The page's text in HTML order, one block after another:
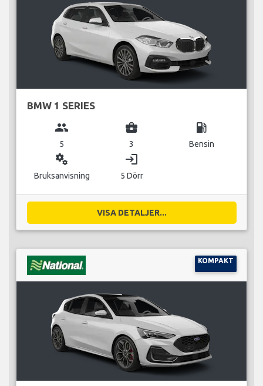
BMW 1 SERIES
group
5
business_center
3
local_gas_station
Bensin
miscellaneous_services
Bruksanvisning
login
5 Dörr
VISA DETALJER...
KOMPAKT